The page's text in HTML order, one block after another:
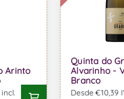
Arinto
Quinta do
Alvarinho -
Branco
Desde €10,39